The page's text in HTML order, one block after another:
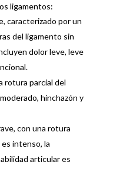
ligamentos:
caracterizado por un
del ligamento sin
dolor leve, leve
rotura parcial del
hinchazón y
con una rotura
intenso, la
articular es